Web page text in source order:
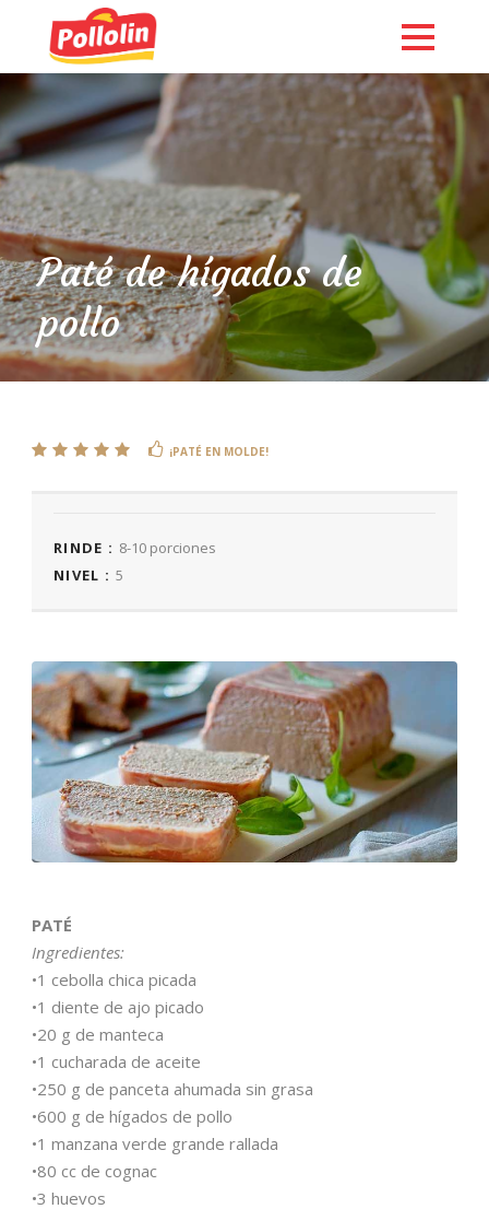
English
Paté de hígados de
pollo
¡PATÉ EN MOLDE!
RINDE : 8-10 porciones
NIVEL : 5
PATÉ
Ingredientes:
•1 cebolla chica picada
•1 diente de ajo picado
•20 g de manteca
•1 cucharada de aceite
•250 g de panceta ahumada sin grasa
•600 g de hígados de pollo
•1 manzana verde grande rallada
•80 cc de cognac
•3 huevos